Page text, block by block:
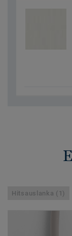
Hitsauslanka (1)